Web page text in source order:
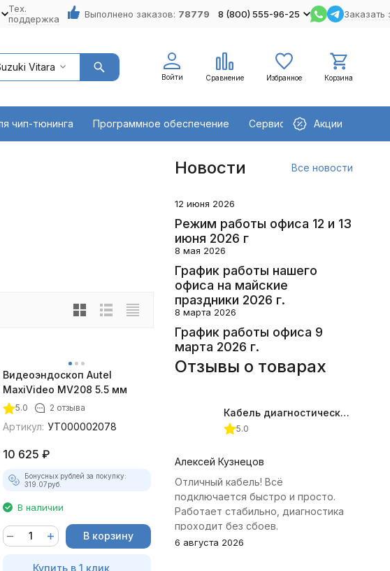
Тех.
поддержка
Выполнено заказов: 78779 8 (800) 555-96-25 Заказать
Vitara
Войти Сравнение Избранное Корзина
чип-тюнинга Программное обеспечение Сервисное оборудование
Акции
Видеоэндоскоп Autel
MaxiVideo MV208 5.5 мм
5.0 2 отзыва
Артикул: УТ000002078
10 625 ₽
Бонусных рублей за покупку:
319.07руб.
В наличии
В корзину
Купить в 1 клик
Новости Все новости
12 июня 2026
Режим работы офиса 12 и 13
июня 2026 г
8 мая 2026
График работы нашего
офиса на майские
праздники 2026 г.
8 марта 2026
График работы офиса 9
марта 2026 г.
Отзывы о товарах
Кабель диагностический ГАЗ 24 для АВТОАС
5.0
Алексей Кузнецов
Отличный кабель! Всё
подключается быстро и просто.
Работает стабильно, диагностика
проходит без сбоев.
6 августа 2026